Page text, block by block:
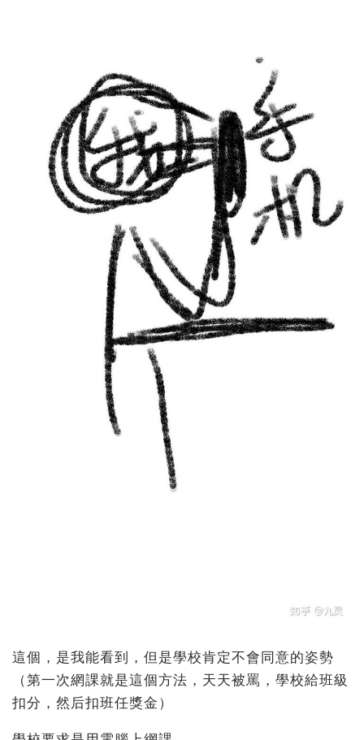
這個，是我能看到，但是學校肯定不會同意的姿勢
（第一次網課就是這個方法，天天被罵，學校給班級
扣分，然后扣班任獎金）